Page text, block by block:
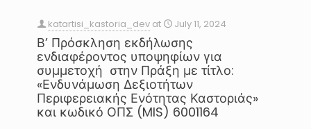
katartisi_kastoria_dev at July 11, 2024
Β’ Πρόσκληση εκδήλωσης
ενδιαφέροντος υποψηφίων για
συμμετοχή στην Πράξη με τίτλο:
«Ενδυνάμωση Δεξιοτήτων
Περιφερειακής Ενότητας Καστοριάς»
και κωδικό ΟΠΣ (MIS) 6001164